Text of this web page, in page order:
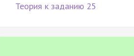
Теория к заданию 25